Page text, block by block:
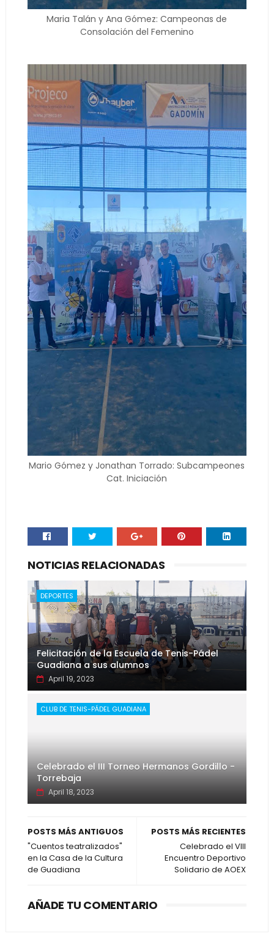
Maria Talán y Ana Gómez: Campeonas de
Consolación del Femenino
Mario Gómez y Jonathan Torrado: Subcampeones
Cat. Iniciación
NOTICIAS RELACIONADAS
DEPORTES
Felicitación de la Escuela de Tenis-Pádel
Guadiana a sus alumnos
April 19, 2023
CLUB DE TENIS-PÁDEL GUADIANA
Celebrado el III Torneo Hermanos Gordillo -
Torrebaja
April 18, 2023
POSTS MÁS RECIENTES
Celebrado el VIII
Encuentro Deportivo
Solidario de AOEX
POSTS MÁS ANTIGUOS
"Cuentos teatralizados"
en la Casa de la Cultura
de Guadiana
AÑADE TU COMENTARIO